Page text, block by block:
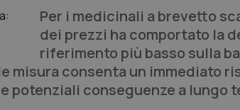
Per i medicinali a brevetto
dei prezzi ha comportato la
riferimento più basso sulla
misura consenta un immediato
conseguenze a lungo